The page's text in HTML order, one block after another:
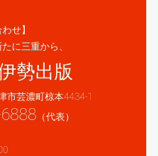
せ】
に三重から、
勢出版
市芸濃町椋本4434-1
（代表）